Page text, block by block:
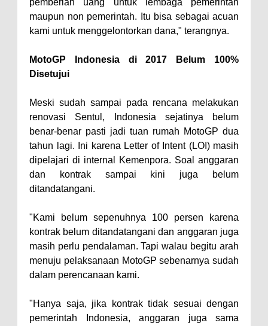
maupun non pemerintah. Itu bisa sebagai acuan
kami untuk menggelontorkan dana," terangnya.
MotoGP Indonesia di 2017 Belum 100%
Disetujui
Meski sudah sampai pada rencana melakukan
renovasi Sentul, Indonesia sejatinya belum
benar-benar pasti jadi tuan rumah MotoGP dua
tahun lagi. Ini karena Letter of Intent (LOI) masih
dipelajari di internal Kemenpora. Soal anggaran
dan kontrak sampai kini juga belum
ditandatangani.
"Kami belum sepenuhnya 100 persen karena
kontrak belum ditandatangani dan anggaran juga
masih perlu pendalaman. Tapi walau begitu arah
menuju pelaksanaan MotoGP sebenarnya sudah
dalam perencanaan kami.
"Hanya saja, jika kontrak tidak sesuai dengan
pemerintah Indonesia, anggaran juga sama